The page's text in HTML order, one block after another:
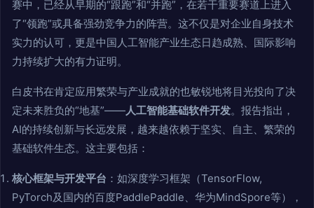
赛中，已经从早期的“跟跑”和“并跑”，在若干重要赛道上进入
了“领跑”或具备强劲竞争力的阵营。这不仅是对企业自身技术
实力的认可，更是中国人工智能产业生态日趋成熟、国际影响
力持续扩大的有力证明。
白皮书在肯定应用繁荣与产业成就的也敏锐地将目光投向了决
定未来胜负的“地基”——人工智能基础软件开发。报告指出，
AI的持续创新与长远发展，越来越依赖于坚实、自主、繁荣的
基础软件生态。这主要包括：
核心框架与开发平台 ：如深度学习框架（TensorFlow,
PyTorch及国内的百度PaddlePaddle、华为MindSpore等），